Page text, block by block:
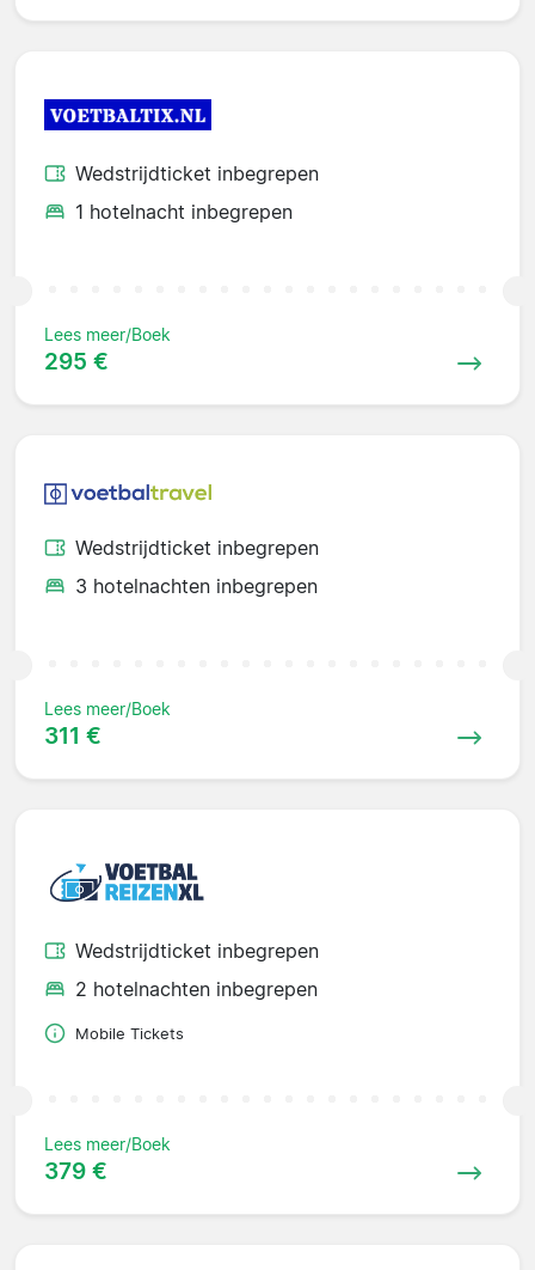
Wedstrijdticket inbegrepen
1 hotelnacht inbegrepen
Lees meer/Boek
295 €
Wedstrijdticket inbegrepen
3 hotelnachten inbegrepen
Lees meer/Boek
311 €
Wedstrijdticket inbegrepen
2 hotelnachten inbegrepen
Mobile Tickets
Lees meer/Boek
379 €